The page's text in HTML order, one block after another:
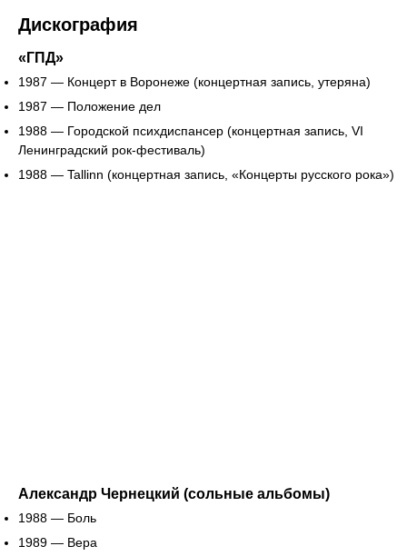
Дискография
«ГПД»
1987 — Концерт в Воронеже (концертная запись, утеряна)
1987 — Положение дел
1988 — Городской психдиспансер (концертная запись, VI
Ленинградский рок-фестиваль)
1988 — Tallinn (концертная запись, «Концерты русского рока»)
Александр Чернецкий (сольные альбомы)
1988 — Боль
1989 — Вера